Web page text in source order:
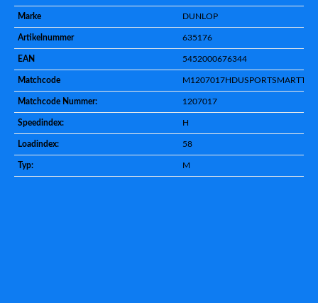
Marke DUNLOP
Artikelnummer 635176
EAN 5452000676344
Matchcode M1207017HDUSPORTSMARTTT
Matchcode Nummer: 1207017
Speedindex: H
Loadindex: 58
Typ: M